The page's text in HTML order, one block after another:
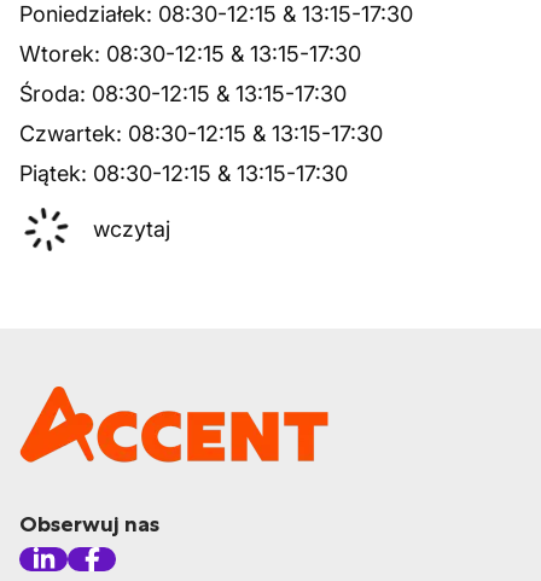
Poniedziałek: 08:30-12:15 & 13:15-17:30
Wtorek: 08:30-12:15 & 13:15-17:30
Środa: 08:30-12:15 & 13:15-17:30
Czwartek: 08:30-12:15 & 13:15-17:30
Piątek: 08:30-12:15 & 13:15-17:30
wczytaj
Obserwuj nas